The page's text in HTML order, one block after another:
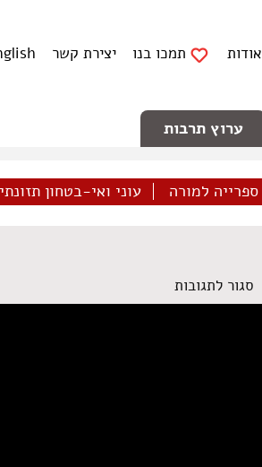
אודות תמכו בנו יצירת קשר
ערוץ תרבות
ספרייה למורה עוני ואי-בטחון תזונתי
סגור לתגובותעל
המרגל‌